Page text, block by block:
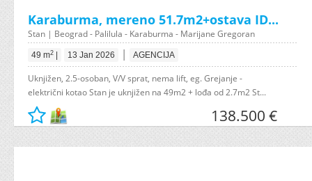
Karaburma, mereno 51.7m2+ostava ID...
Stan | Beograd - Palilula - Karaburma - Marijane Gregoran
49 m2 13 Jan 2026 | AGENCIJA
Uknjižen, 2.5-osoban, V/V sprat, nema lift, eg. Grejanje -
električni kotao Stan je uknjižen na 49m2 + lođa od 2.7m2 St...
138.500 €